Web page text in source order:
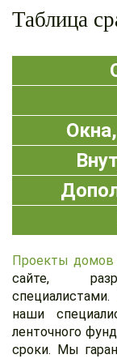
Таблица
Проекты домов
сайте,
наши
ленточного
сроки. Мы